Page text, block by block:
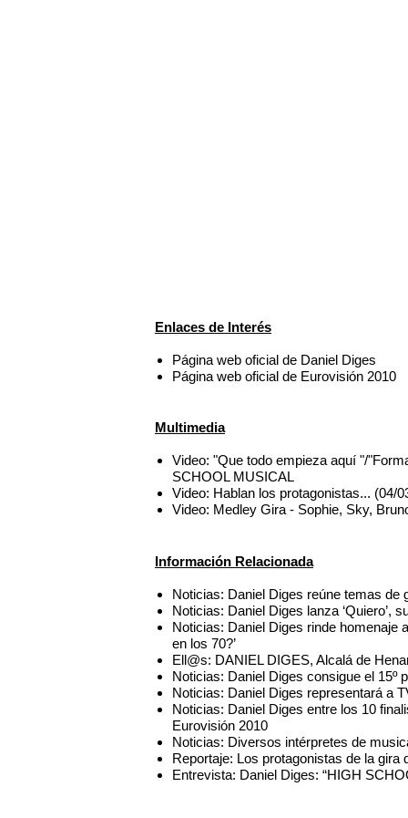
Enlaces de Interés
Página web oficial de Daniel Diges
Página web oficial de Eurovisión 2010
Multimedia
Video: "Que todo empieza aquí "/
SCHOOL MUSICAL
Video: Hablan los protagonistas... (04/
Video: Medley Gira - Sophie, Sky,
Información Relacionada
Noticias: Daniel Diges reúne temas de
Noticias: Daniel Diges lanza ‘Quiero’,
Noticias: Daniel Diges rinde homenaje
en los 70?’
Ell@s: DANIEL DIGES, Alcalá de
Noticias: Daniel Diges consigue el 15º
Noticias: Daniel Diges representará a
Noticias: Daniel Diges entre los 10
Eurovisión 2010
Noticias: Diversos intérpretes de
Reportaje: Los protagonistas de la
Entrevista: Daniel Diges: “HIGH